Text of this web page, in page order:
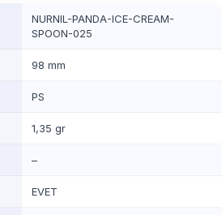
NURNIL-PANDA-ICE-CREAM-
SPOON-025
98 mm
PS
1,35 gr
–
EVET